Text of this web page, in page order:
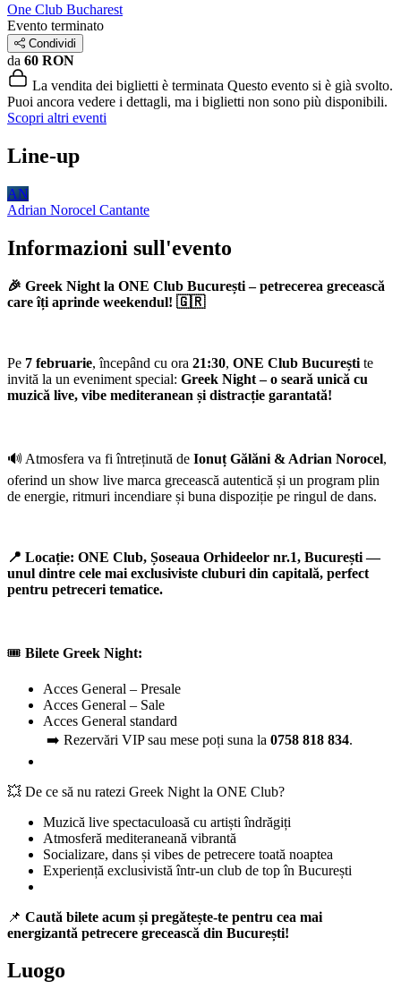
One Club Bucharest
Evento terminato
Condividi
da 60 RON
La vendita dei biglietti è terminata Questo evento si è già svolto.
Puoi ancora vedere i dettagli, ma i biglietti non sono più disponibili.
Scopri altri eventi
Line-up
AN
Adrian Norocel Cantante
Informazioni sull'evento
🎉 Greek Night la ONE Club București – petrecerea grecească
care îți aprinde weekendul! 🇬🇷
Pe 7 februarie, începând cu ora 21:30, ONE Club București te
invită la un eveniment special: Greek Night – o seară unică cu
muzică live, vibe mediteranean și distracție garantată!
🔊 Atmosfera va fi întreținută de Ionuț Gălăni & Adrian Norocel,
oferind un show live marca grecească autentică și un program plin
de energie, ritmuri incendiare și buna dispoziție pe ringul de dans.
📍 Locație: ONE Club, Șoseaua Orhideelor nr.1, București —
unul dintre cele mai exclusiviste cluburi din capitală, perfect
pentru petreceri tematice.
🎟️ Bilete Greek Night:
Acces General – Presale
Acces General – Sale
Acces General standard
➡️ Rezervări VIP sau mese poți suna la 0758 818 834.
💥 De ce să nu ratezi Greek Night la ONE Club?
Muzică live spectaculoasă cu artiști îndrăgiți
Atmosferă mediteraneană vibrantă
Socializare, dans și vibes de petrecere toată noaptea
Experiență exclusivistă într-un club de top în București
📌 Caută bilete acum și pregătește-te pentru cea mai
energizantă petrecere grecească din București!
Luogo